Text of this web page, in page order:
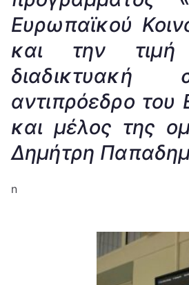
Ευρωπαϊκού
και την
αντιπρόεδρο του
και μέλος της ο
Δημήτρη
n